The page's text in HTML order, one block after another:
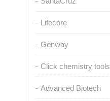
Lifecore
Genway
Click chemistry tools
Advanced Biotech